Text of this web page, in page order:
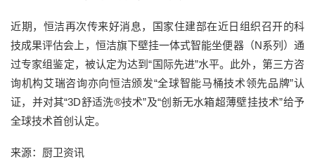
近期，恒洁再次传来好消息，国家住建部在近日组织召开的科
技成果评估会上，恒洁旗下壁挂一体式智能坐便器（N系列）通
过专家组鉴定，被认定为达到“国际先进”水平。此外，第三方咨
询机构艾瑞咨询亦向恒洁颁发“全球智能马桶技术领先品牌”认
证，并对其“3D舒适洗®技术”及“创新无水箱超薄壁挂技术”给予
全球技术首创认定。
来源：厨卫资讯